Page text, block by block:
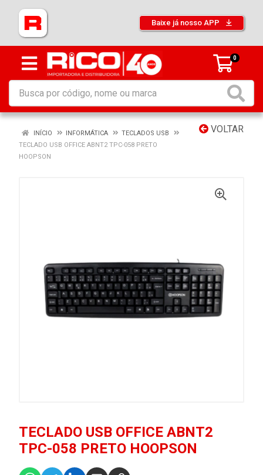
Baixe já nosso APP
0
VOLTAR
INÍCIO INFORMÁTICA
TECLADOS USB
TECLADO USB OFFICE ABNT2 TPC-058 PRETO
HOOPSON
TECLADO USB OFFICE ABNT2
TPC-058 PRETO HOOPSON